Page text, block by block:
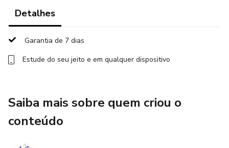
Detalhes
Garantia de 7 dias
Estude do seu jeito e em qualquer dispositivo
Saiba mais sobre quem criou o
conteúdo